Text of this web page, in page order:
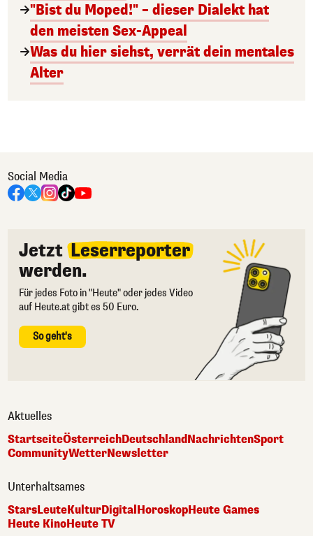
"Bist du Moped!" – dieser Dialekt hat
den meisten Sex-Appeal
Was du hier siehst, verrät dein mentales
Alter
Social Media
Jetzt Leserreporter
werden.
Für jedes Foto in "Heute" oder jedes Video
auf Heute.at gibt es 50 Euro.
So geht's
Aktuelles
StartseiteÖsterreichDeutschlandNachrichtenSport
CommunityWetterNewsletter
Unterhaltsames
StarsLeuteKulturDigital HoroskopHeute Games
Heute KinoHeute TV